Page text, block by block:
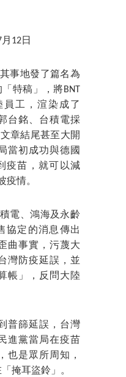
12日
事地發了篇名為
特稿」，將BNT
工，渲染成了
台銘、台積電採
章結尾甚至大開
當初成功與德國
疫苗，就可以減
疫情。
電、鴻海及永齡
協定的消息傳出
曲事實，污蔑大
灣防疫延誤，並
帳」，反問大陸
普篩延誤，台灣
進黨當局在疫苗
也是眾所周知，
掩耳盜鈴」。